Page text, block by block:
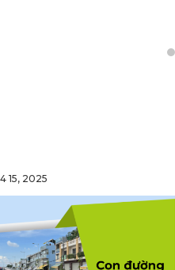
1
15, 2025